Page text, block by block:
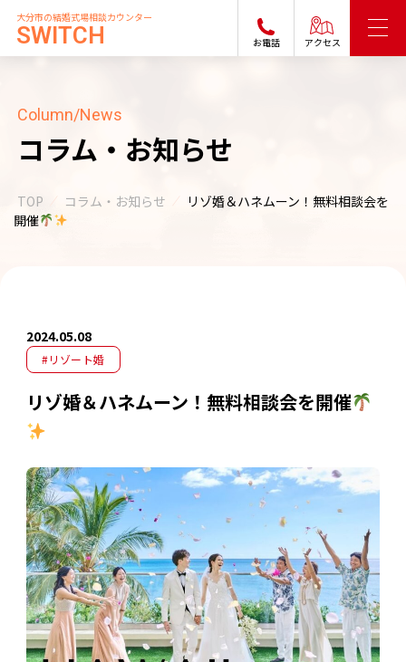
大分市の結婚式場相談カウンター
SWITCH お電話 アクセス
Column/News
コラム・お知らせ
TOP コラム・お知らせ
リゾ婚＆ハネムーン！無料相談会を
開催
2024.05.08
#リゾート婚
リゾ婚＆ハネムーン！無料相談会を開催